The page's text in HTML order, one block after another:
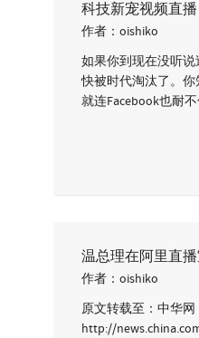
科技新宠视频直播
作者： oishiko
如果你到现在没听
快被时代淘汰了。
就连Facebook也耐
温总理在阿里直
作者： oishiko
原文转载至：中华网
http://